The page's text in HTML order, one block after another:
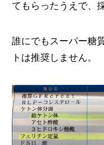
てもらったうえで、
誰にでもスーパー糖
トは推奨しません。